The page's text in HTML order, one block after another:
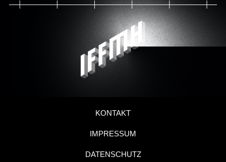
KONTAKT
IMPRESSUM
DATENSCHUTZ